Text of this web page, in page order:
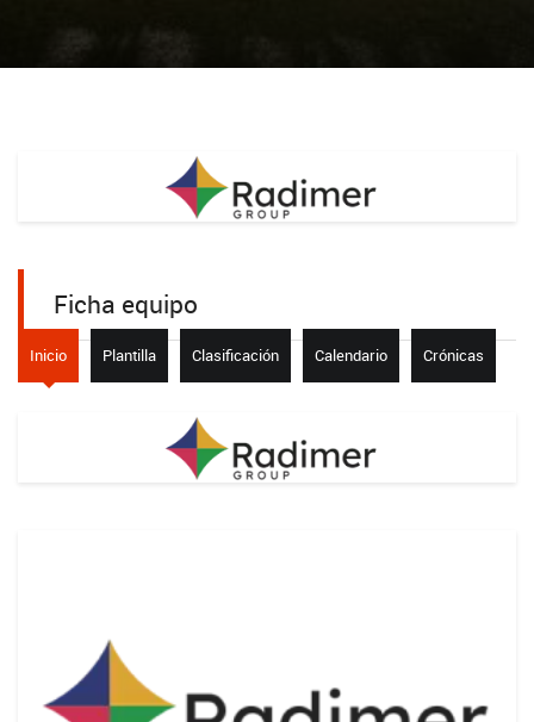
Ficha equipo
Inicio Plantilla Clasificación Calendario Crónicas